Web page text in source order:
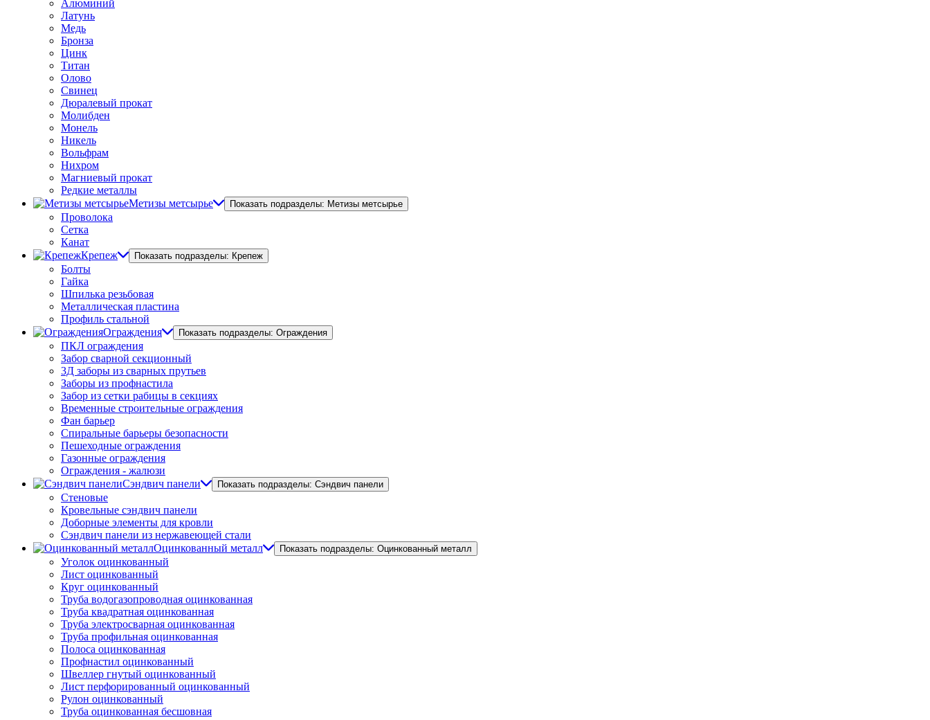
Алюминий
Латунь
Медь
Бронза
Цинк
Титан
Олово
Свинец
Дюралевый прокат
Молибден
Монель
Никель
Вольфрам
Нихром
Магниевый прокат
Редкие металлы
Метизы метсырье
Показать подразделы: Метизы метсырье
Проволока
Сетка
Канат
Крепеж
Показать подразделы: Крепеж
Болты
Гайка
Шпилька резьбовая
Металлическая пластина
Профиль стальной
Ограждения
Показать подразделы: Ограждения
ПКЛ ограждения
Забор сварной секционный
3Д заборы из сварных прутьев
Заборы из профнастила
Забор из сетки рабицы в секциях
Временные строительные ограждения
Фан барьер
Спиральные барьеры безопасности
Пешеходные ограждения
Газонные ограждения
Ограждения - жалюзи
Сэндвич панели
Показать подразделы: Сэндвич панели
Стеновые
Кровельные сэндвич панели
Доборные элементы для кровли
Сэндвич панели из нержавеющей стали
Оцинкованный металл
Показать подразделы: Оцинкованный металл
Уголок оцинкованный
Лист оцинкованный
Круг оцинкованный
Труба водогазопроводная оцинкованная
Труба квадратная оцинкованная
Труба электросварная оцинкованная
Труба профильная оцинкованная
Полоса оцинкованная
Профнастил оцинкованный
Швеллер гнутый оцинкованный
Лист перфорированный оцинкованный
Рулон оцинкованный
Труба оцинкованная бесшовная